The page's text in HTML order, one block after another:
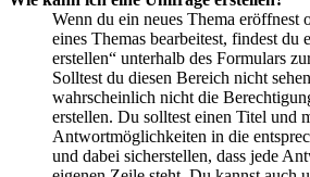
Wenn du ein neues Thema eröffnest
eines Themas bearbeitest, findest du
erstellen“ unterhalb des Formulars
Solltest du diesen Bereich nicht
wahrscheinlich nicht die
erstellen. Du solltest einen Titel und
Antwortmöglichkeiten in die
und dabei sicherstellen, dass jede